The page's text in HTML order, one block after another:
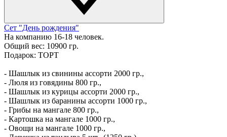
Сет "День рождения"
На компанию 16-18 человек.
Общий вес: 10900 гр.
Подарок: ТОРТ
- Шашлык из свинины ассорти 2000 гр.,
- Люля из говядины 800 гр.,
- Шашлык из курицы ассорти 2000 гр.,
- Шашлык из баранины ассорти 1000 гр.,
- Грибы на мангале 800 гр.,
- Картошка на мангале 1000 гр.,
- Овощи на мангале 1000 гр.,